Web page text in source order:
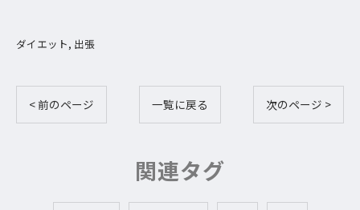
ダイエット 出張
< 前のページ 一覧に戻る 次のページ >
関連タグ